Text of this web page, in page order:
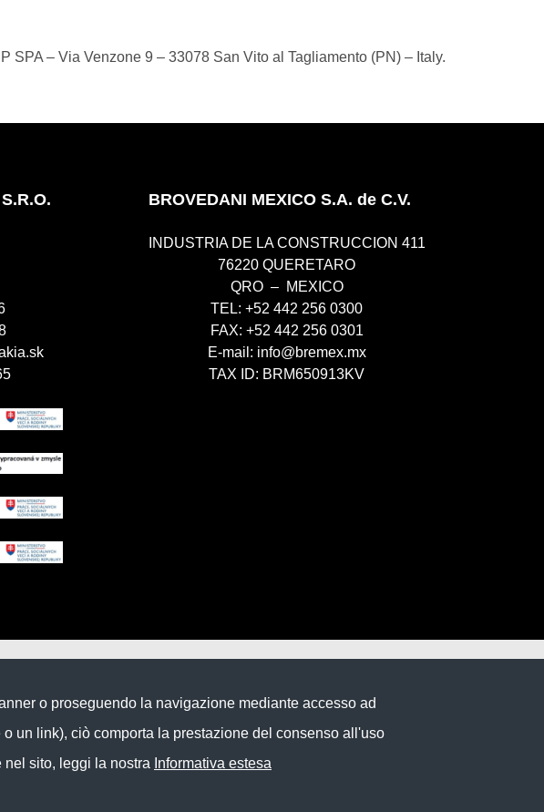
– Via Venzone 9 – 33078 San Vito al Tagliamento (PN) – Italy.
BROVEDANI MEXICO S.A. de C.V.
INDUSTRIA DE LA CONSTRUCCION 411
76220 QUERETARO
QRO – MEXICO
TEL: +52 442 256 0300
FAX: +52 442 256 0301
E-mail: info@bremex.mx
TAX ID: BRM650913KV
Legal Notice
o proseguendo la navigazione mediante accesso ad
un link), ciò comporta la prestazione del consenso all'uso
sito, leggi la nostra Informativa estesa